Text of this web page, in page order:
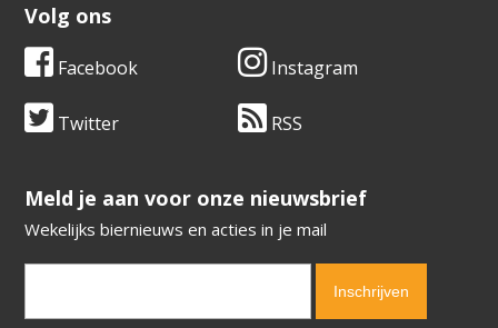
Volg ons
Facebook Instagram
Twitter RSS
​​​​​​​Meld je aan voor onze nieuwsbrief
Wekelijks biernieuws en acties in je mail